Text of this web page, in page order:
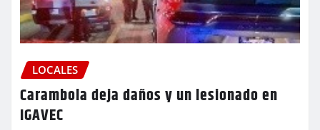
LOCALES
Carambola deja daños y un lesionado en
IGAVEC